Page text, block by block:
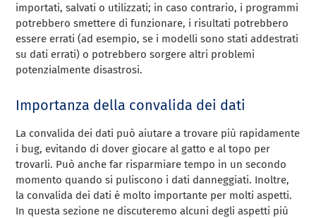
importati, salvati o utilizzati; in caso contrario, i programmi
potrebbero smettere di funzionare, i risultati potrebbero
essere errati (ad esempio, se i modelli sono stati addestrati
su dati errati) o potrebbero sorgere altri problemi
potenzialmente disastrosi.
Importanza della convalida dei dati
La convalida dei dati può aiutare a trovare più rapidamente
i bug, evitando di dover giocare al gatto e al topo per
trovarli. Può anche far risparmiare tempo in un secondo
momento quando si puliscono i dati danneggiati. Inoltre,
la convalida dei dati è molto importante per molti aspetti.
In questa sezione ne discuteremo alcuni degli aspetti più